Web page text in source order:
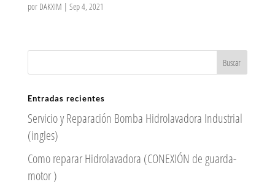
por DAKXIM | Sep 4, 2021
Entradas recientes
Servicio y Reparación Bomba Hidrolavadora Industrial
(ingles)
Como reparar Hidrolavadora (CONEXIÓN de guarda-
motor )